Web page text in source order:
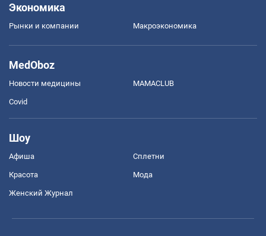
Экономика
Рынки и компании Mакроэкономика
MedOboz
Новости медицины MAMACLUB
Covid
Шоу
Афиша Сплетни
Красота Мода
Женский Журнал